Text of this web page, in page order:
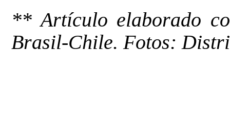
** Artículo elaborado
Brasil-Chile. Fotos: